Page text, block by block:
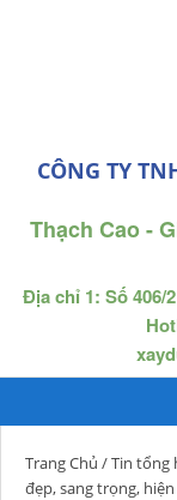
CÔNG TY
Thạch Cao -
Địa chỉ 1: Số 406/
Trang Chủ /Tin tổng
đẹp, sang trọng,